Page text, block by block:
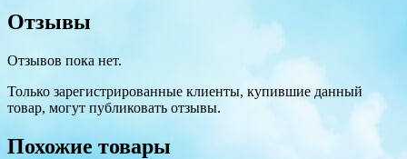
Отзывы
Отзывов пока нет.
Только зарегистрированные клиенты, купившие данный
товар, могут публиковать отзывы.
Похожие товары